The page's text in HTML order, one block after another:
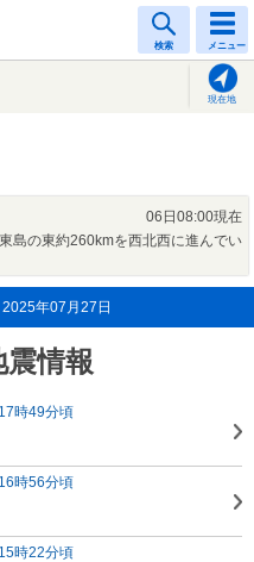
検索 メニュー
現在地
06日08:00現在
島の東約260kmを西北西に進んでい
2025年07月27日
情報
時49分頃
時56分頃
時22分頃